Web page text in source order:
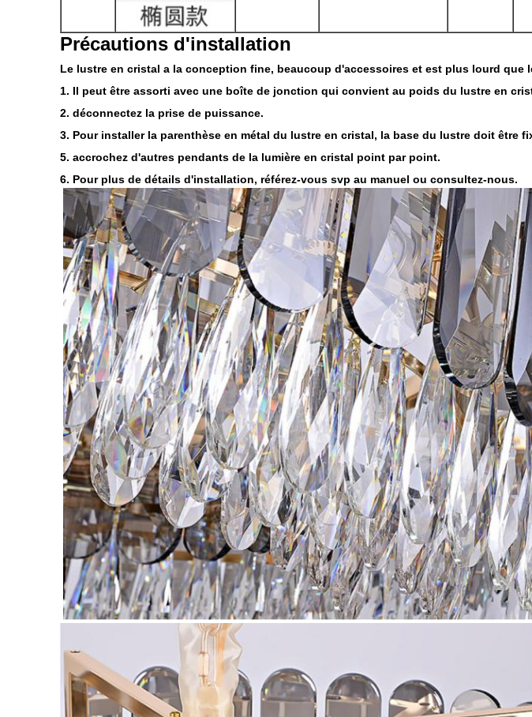
Précautions d'installation
Le lustre en cristal a la conception fine, beaucoup d'accessoires et est plus lourd
1. Il peut être assorti avec une boîte de jonction qui convient au poids du lustre en
2. déconnectez la prise de puissance.
3. Pour installer la parenthèse en métal du lustre en cristal, la base du lustre doit être
5. accrochez d'autres pendants de la lumière en cristal point par point.
6. Pour plus de détails d'installation, référez-vous svp au manuel ou consultez-nous.